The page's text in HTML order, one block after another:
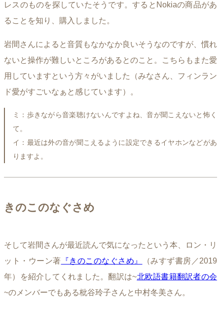
レスのものを探していたそうです。するとNokiaの商品があ
ることを知り、購入しました。
岩間さんによると音質もなかなか良いそうなのですが、慣れ
ないと操作が難しいところがあるとのこと。こちらもまた愛
用していますという方々がいました（みなさん、フィンラン
ド愛がすごいなぁと感じています）。
ミ：歩きながら音楽聴けないんですよね、音が聞こえないと怖く
て。
イ：最近は外の音が聞こえるように設定できるイヤホンなどがあ
りますよ。
きのこのなぐさめ
そして岩間さんが最近読んで気になったという本、ロン・リ
ット・ウーン著 『きのこのなぐさめ』
（みすず書房／2019
年）を紹介してくれました。翻訳は~北欧語書籍翻訳者の会
~のメンバーでもある枇谷玲子さんと中村冬美さん。